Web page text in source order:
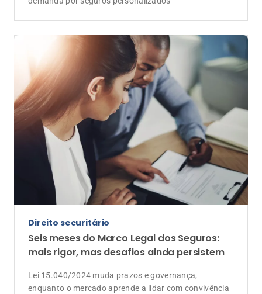
Direito securitário
Seis meses do Marco Legal dos Seguros:
mais rigor, mas desafios ainda persistem
Lei 15.040/2024 muda prazos e governança,
enquanto o mercado aprende a lidar com convivência